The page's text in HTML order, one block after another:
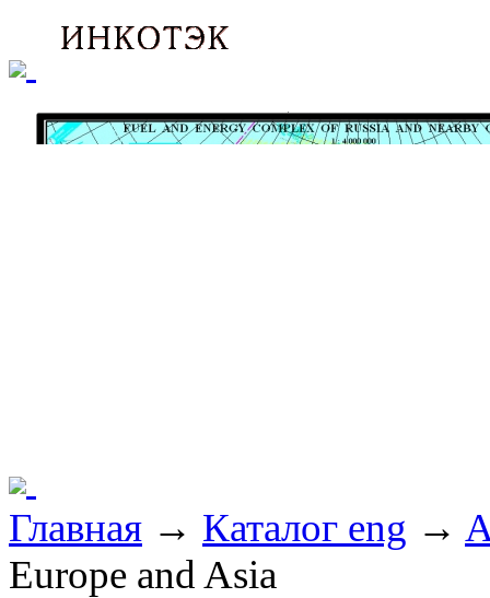
Главная → Каталог eng →
Europe and Asia